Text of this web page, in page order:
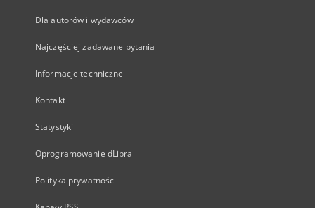
Dla autorów i wydawców
Najczęściej zadawane pytania
Informacje techniczne
Kontakt
Statystyki
Oprogramowanie dLibra
Polityka prywatności